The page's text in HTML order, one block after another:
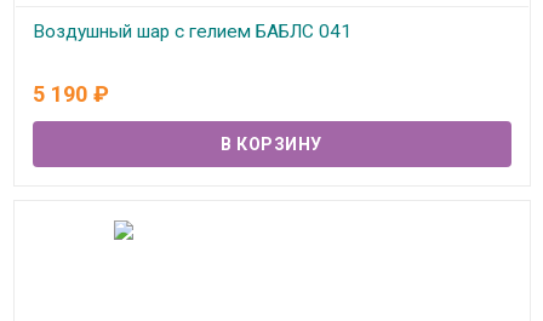
Воздушный шар с гелием БАБЛС 041
5 190 ₽